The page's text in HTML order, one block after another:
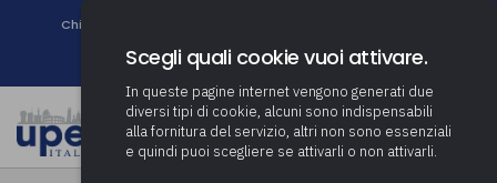
Chi siamo
Newsletter
Scegli quali cookie vuoi attivare.
In queste pagine internet vengono generati due
diversi tipi di cookie, alcuni sono indispensabili
alla fornitura del servizio, altri non sono essenziali
e quindi puoi scegliere se attivarli o non attivarli.